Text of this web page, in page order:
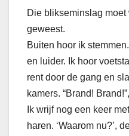
Die blikseminslag
geweest.
Buiten hoor ik
en luider. Ik hoor
rent door de gang en
kamers. “Brand!
Ik wrijf nog een keer
haren. ‘Waarom nu?’,